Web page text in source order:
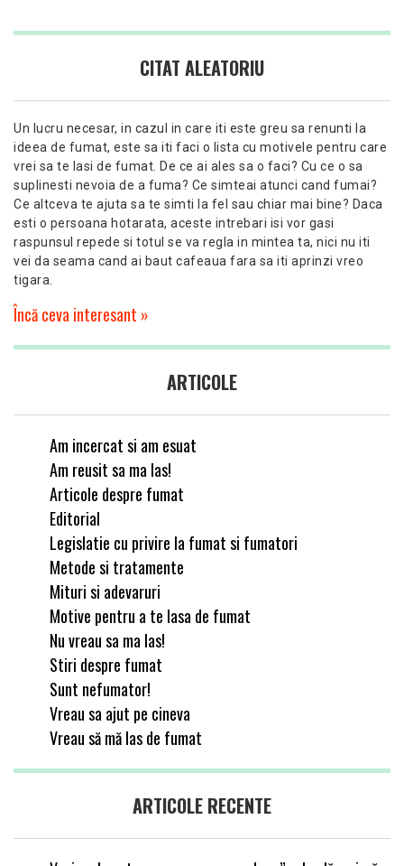
CITAT ALEATORIU
Un lucru necesar, in cazul in care iti este greu sa renunti la
ideea de fumat, este sa iti faci o lista cu motivele pentru care
vrei sa te lasi de fumat. De ce ai ales sa o faci? Cu ce o sa
suplinesti nevoia de a fuma? Ce simteai atunci cand fumai?
Ce altceva te ajuta sa te simti la fel sau chiar mai bine? Daca
esti o persoana hotarata, aceste intrebari isi vor gasi
raspunsul repede si totul se va regla in mintea ta, nici nu iti
vei da seama cand ai baut cafeaua fara sa iti aprinzi vreo
tigara.
Încă ceva interesant »
ARTICOLE
Am incercat si am esuat
Am reusit sa ma las!
Articole despre fumat
Editorial
Legislatie cu privire la fumat si fumatori
Metode si tratamente
Mituri si adevaruri
Motive pentru a te lasa de fumat
Nu vreau sa ma las!
Stiri despre fumat
Sunt nefumator!
Vreau sa ajut pe cineva
Vreau să mă las de fumat
ARTICOLE RECENTE